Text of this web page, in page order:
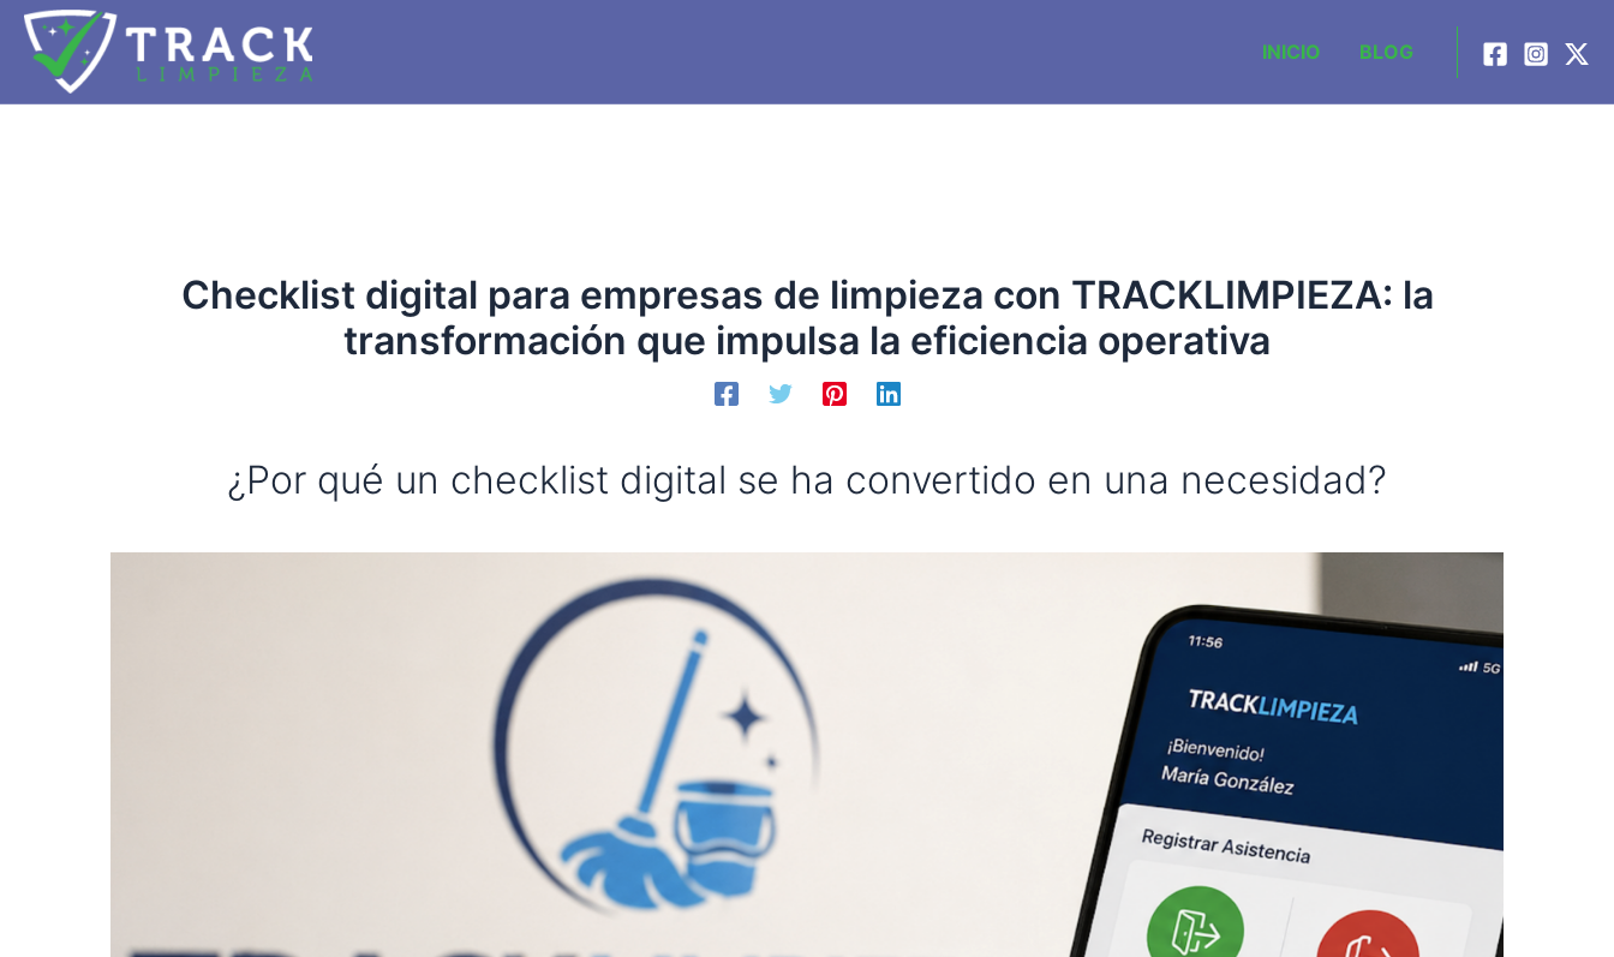
contenido
INICIO BLOG
Checklist digital para empresas de limpieza con TRACKLIMPIEZA: la
transformación que impulsa la eficiencia operativa
¿Por qué un checklist digital se ha convertido en una necesidad?